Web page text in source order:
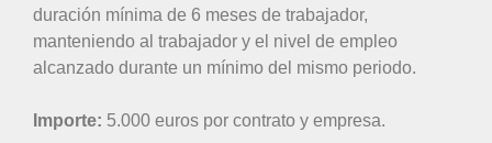
duración mínima de 6 meses de trabajador,
manteniendo al trabajador y el nivel de empleo
alcanzado durante un mínimo del mismo periodo.
Importe: 5.000 euros por contrato y empresa.